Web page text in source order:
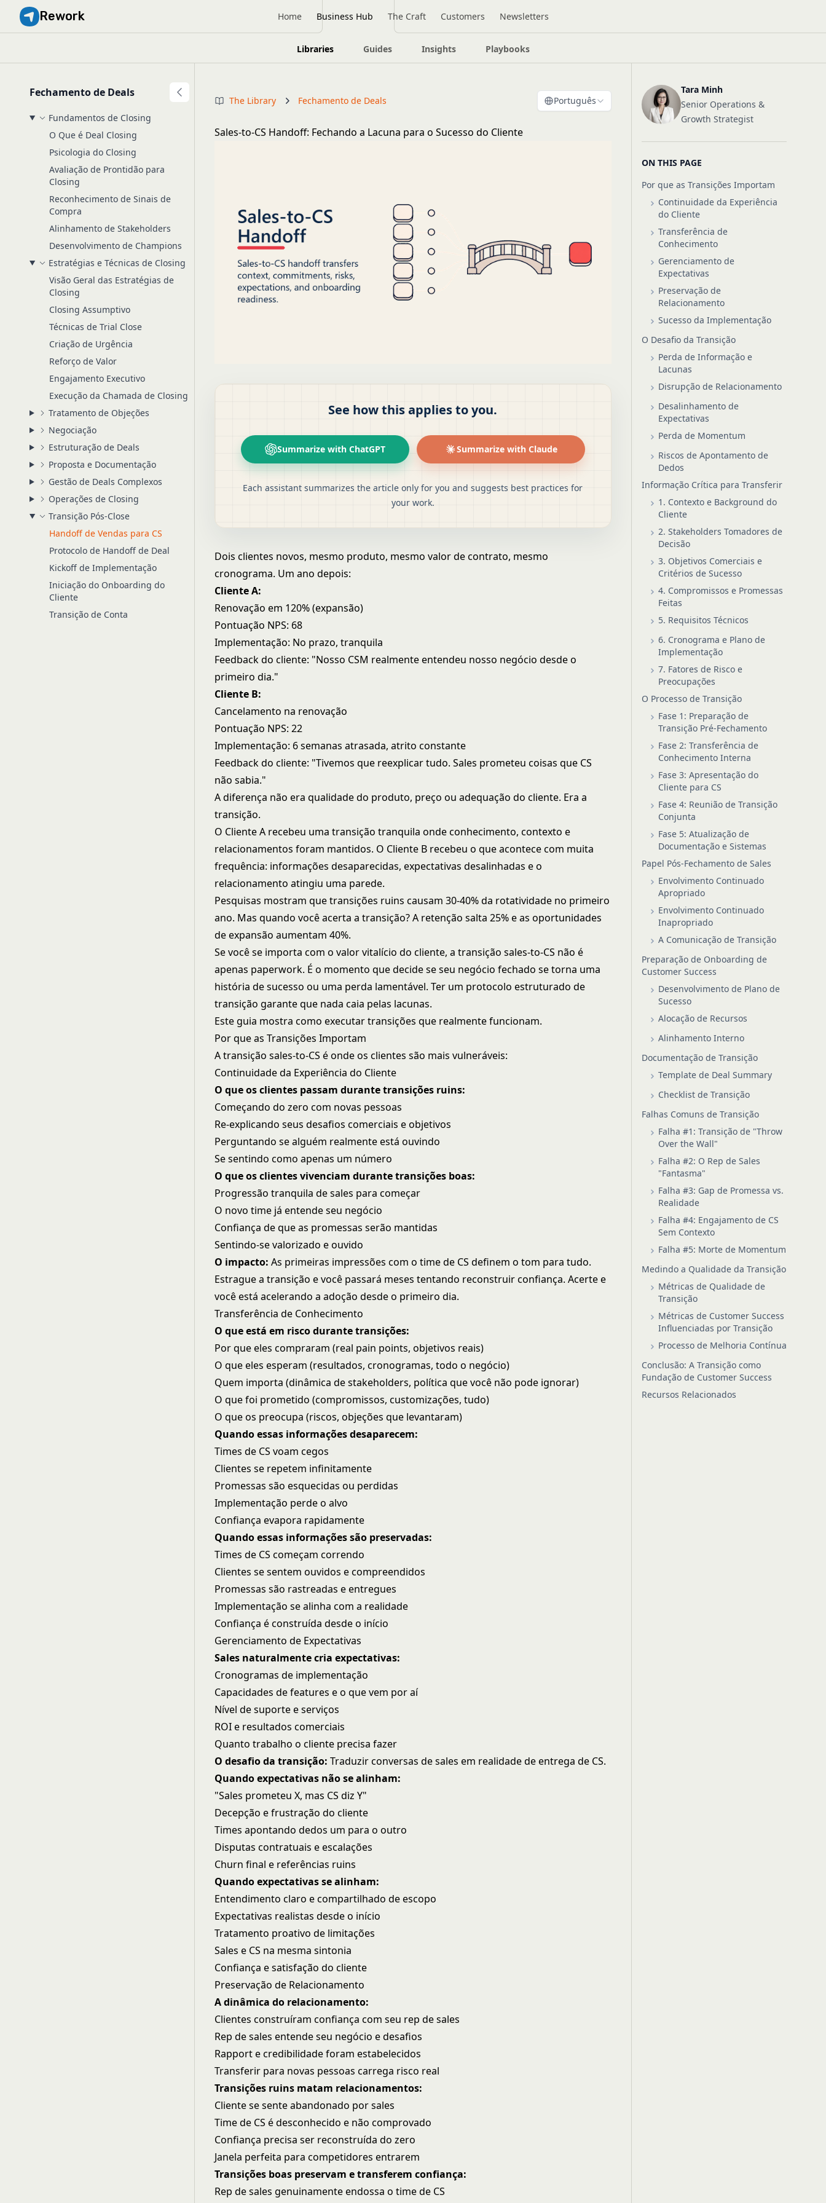
Rework Home Business Hub The Craft Customers Newsletters
Libraries Guides Insights Playbooks
Fechamento de Deals
Fundamentos de Closing
O Que é Deal Closing
Psicologia do Closing
Avaliação de Prontidão para
Closing
Reconhecimento de Sinais de
Compra
Alinhamento de Stakeholders
Desenvolvimento de Champions
Estratégias e Técnicas de Closing
Visão Geral das Estratégias de
Closing
Closing Assumptivo
Técnicas de Trial Close
Criação de Urgência
Reforço de Valor
Engajamento Executivo
Execução da Chamada de Closing
Tratamento de Objeções
Negociação
Estruturação de Deals
Proposta e Documentação
Gestão de Deals Complexos
Operações de Closing
Transição Pós-Close
Handoff de Vendas para CS
Protocolo de Handoff de Deal
Kickoff de Implementação
Iniciação do Onboarding do
Cliente
Transição de Conta
The Library Fechamento de Deals Português
Sales-to-CS Handoff: Fechando a Lacuna para o Sucesso do Cliente
See how this applies to you.
Summarize with ChatGPT Summarize with Claude
Each assistant summarizes the article only for you and suggests best practices for
your work.
Dois clientes novos, mesmo produto, mesmo valor de contrato, mesmo
cronograma. Um ano depois:
Cliente A:
Renovação em 120% (expansão)
Pontuação NPS: 68
Implementação: No prazo, tranquila
Feedback do cliente: "Nosso CSM realmente entendeu nosso negócio desde o
primeiro dia."
Cliente B:
Cancelamento na renovação
Pontuação NPS: 22
Implementação: 6 semanas atrasada, atrito constante
Feedback do cliente: "Tivemos que reexplicar tudo. Sales prometeu coisas que CS
não sabia."
A diferença não era qualidade do produto, preço ou adequação do cliente. Era a
transição.
O Cliente A recebeu uma transição tranquila onde conhecimento, contexto e
relacionamentos foram mantidos. O Cliente B recebeu o que acontece com muita
frequência: informações desaparecidas, expectativas desalinhadas e o
relacionamento atingiu uma parede.
Pesquisas mostram que transições ruins causam 30-40% da rotatividade no primeiro
ano. Mas quando você acerta a transição? A retenção salta 25% e as oportunidades
de expansão aumentam 40%.
Se você se importa com o valor vitalício do cliente, a transição sales-to-CS não é
apenas paperwork. É o momento que decide se seu negócio fechado se torna uma
história de sucesso ou uma perda lamentável. Ter um protocolo estruturado de
transição garante que nada caia pelas lacunas.
Este guia mostra como executar transições que realmente funcionam.
Por que as Transições Importam
A transição sales-to-CS é onde os clientes são mais vulneráveis:
Continuidade da Experiência do Cliente
O que os clientes passam durante transições ruins:
Começando do zero com novas pessoas
Re-explicando seus desafios comerciais e objetivos
Perguntando se alguém realmente está ouvindo
Se sentindo como apenas um número
O que os clientes vivenciam durante transições boas:
Progressão tranquila de sales para começar
O novo time já entende seu negócio
Confiança de que as promessas serão mantidas
Sentindo-se valorizado e ouvido
O impacto: As primeiras impressões com o time de CS definem o tom para tudo.
Estrague a transição e você passará meses tentando reconstruir confiança. Acerte e
você está acelerando a adoção desde o primeiro dia.
Transferência de Conhecimento
O que está em risco durante transições:
Por que eles compraram (real pain points, objetivos reais)
O que eles esperam (resultados, cronogramas, todo o negócio)
Quem importa (dinâmica de stakeholders, política que você não pode ignorar)
O que foi prometido (compromissos, customizações, tudo)
O que os preocupa (riscos, objeções que levantaram)
Quando essas informações desaparecem:
Times de CS voam cegos
Clientes se repetem infinitamente
Promessas são esquecidas ou perdidas
Implementação perde o alvo
Confiança evapora rapidamente
Quando essas informações são preservadas:
Times de CS começam correndo
Clientes se sentem ouvidos e compreendidos
Promessas são rastreadas e entregues
Implementação se alinha com a realidade
Confiança é construída desde o início
Gerenciamento de Expectativas
Sales naturalmente cria expectativas:
Cronogramas de implementação
Capacidades de features e o que vem por aí
Nível de suporte e serviços
ROI e resultados comerciais
Quanto trabalho o cliente precisa fazer
O desafio da transição: Traduzir conversas de sales em realidade de entrega de CS.
Quando expectativas não se alinham:
"Sales prometeu X, mas CS diz Y"
Decepção e frustração do cliente
Times apontando dedos um para o outro
Disputas contratuais e escalações
Churn final e referências ruins
Quando expectativas se alinham:
Entendimento claro e compartilhado de escopo
Expectativas realistas desde o início
Tratamento proativo de limitações
Sales e CS na mesma sintonia
Confiança e satisfação do cliente
Preservação de Relacionamento
A dinâmica do relacionamento:
Clientes construíram confiança com seu rep de sales
Rep de sales entende seu negócio e desafios
Rapport e credibilidade foram estabelecidos
Transferir para novas pessoas carrega risco real
Transições ruins matam relacionamentos:
Cliente se sente abandonado por sales
Time de CS é desconhecido e não comprovado
Confiança precisa ser reconstruída do zero
Janela perfeita para competidores entrarem
Transições boas preservam e transferem confiança:
Rep de sales genuinamente endossa o time de CS
Tara Minh
Senior Operations &
Growth Strategist
ON THIS PAGE
Por que as Transições Importam
Continuidade da Experiência
do Cliente
Transferência de
Conhecimento
Gerenciamento de
Expectativas
Preservação de
Relacionamento
Sucesso da Implementação
O Desafio da Transição
Perda de Informação e
Lacunas
Disrupção de Relacionamento
Desalinhamento de
Expectativas
Perda de Momentum
Riscos de Apontamento de
Dedos
Informação Crítica para Transferir
1. Contexto e Background do
Cliente
2. Stakeholders Tomadores de
Decisão
3. Objetivos Comerciais e
Critérios de Sucesso
4. Compromissos e Promessas
Feitas
5. Requisitos Técnicos
6. Cronograma e Plano de
Implementação
7. Fatores de Risco e
Preocupações
O Processo de Transição
Fase 1: Preparação de
Transição Pré-Fechamento
Fase 2: Transferência de
Conhecimento Interna
Fase 3: Apresentação do
Cliente para CS
Fase 4: Reunião de Transição
Conjunta
Fase 5: Atualização de
Documentação e Sistemas
Papel Pós-Fechamento de Sales
Envolvimento Continuado
Apropriado
Envolvimento Continuado
Inapropriado
A Comunicação de Transição
Preparação de Onboarding de
Customer Success
Desenvolvimento de Plano de
Sucesso
Alocação de Recursos
Alinhamento Interno
Documentação de Transição
Template de Deal Summary
Checklist de Transição
Falhas Comuns de Transição
Falha #1: Transição de "Throw
Over the Wall"
Falha #2: O Rep de Sales
"Fantasma"
Falha #3: Gap de Promessa vs.
Realidade
Falha #4: Engajamento de CS
Sem Contexto
Falha #5: Morte de Momentum
Medindo a Qualidade da Transição
Métricas de Qualidade de
Transição
Métricas de Customer Success
Influenciadas por Transição
Processo de Melhoria Contínua
Conclusão: A Transição como
Fundação de Customer Success
Recursos Relacionados